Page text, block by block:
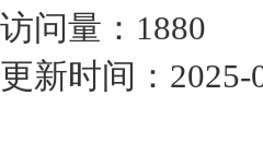
访问量：1880
更新时间：2025-